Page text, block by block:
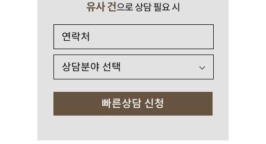
유사 건으로 상담 필요 시